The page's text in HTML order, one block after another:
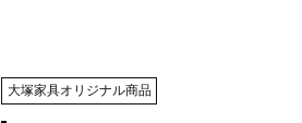
大塚家具オリジナル商品